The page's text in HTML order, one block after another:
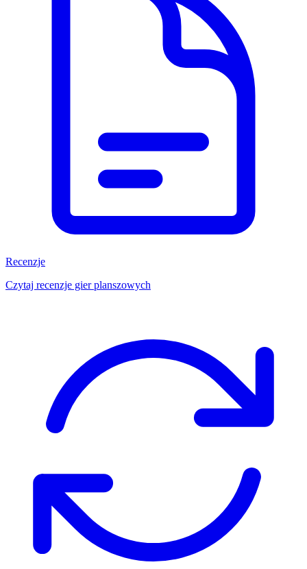
Recenzje
Czytaj recenzje gier planszowych